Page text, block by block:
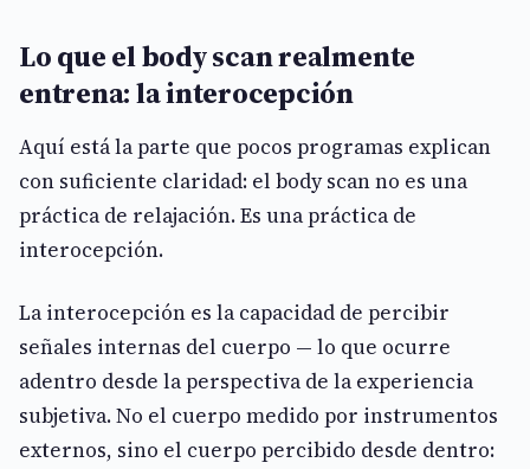
Lo que el body scan realmente
entrena: la interocepción
Aquí está la parte que pocos programas explican
con suficiente claridad: el body scan no es una
práctica de relajación. Es una práctica de
interocepción.
La interocepción es la capacidad de percibir
señales internas del cuerpo — lo que ocurre
adentro desde la perspectiva de la experiencia
subjetiva. No el cuerpo medido por instrumentos
externos, sino el cuerpo percibido desde dentro: